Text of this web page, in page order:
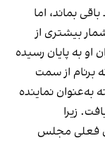
بماند، اما
بیشتری از
به پایان رسیده
برنام از سمت
نماینده
زیرا
فعلی مجلس